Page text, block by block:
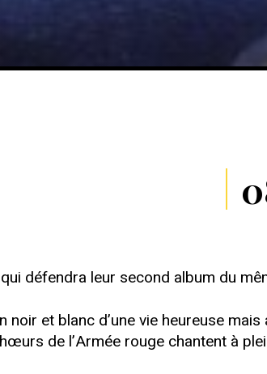
défendra leur second album du
et blanc d’une vie heureuse mais
de l’Armée rouge chantent à